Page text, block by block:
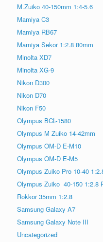
M.Zuiko 40-150mm 1:4-5.6
Mamiya C3
Mamiya RB67
Mamiya Sekor 1:2.8 80mm
Minolta XD7
Minolta XG-9
Nikon D300
Nikon D70
Nikon F50
Olympus BCL-1580
Olympus M Zuiko 14-42mm
Olympus OM-D E-M10
Olympus OM-D E-M5
Olympus Zuiko Pro 10-40
Olympus Zuiko 40-150 1:2.8
Rokkor 35mm 1:2.8
Samsung Galaxy A7
Samsung Galaxy Note III
Uncategorized